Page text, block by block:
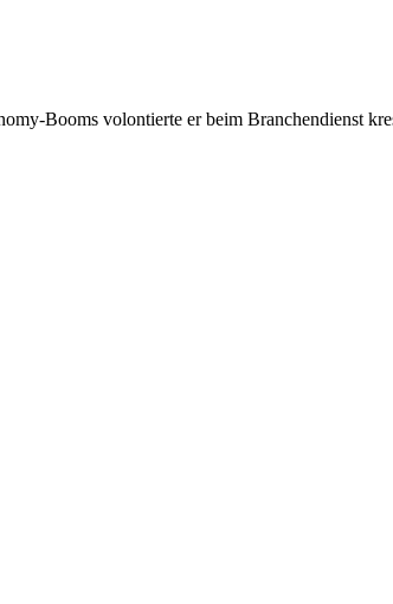
Booms volontierte er beim Branchendienst